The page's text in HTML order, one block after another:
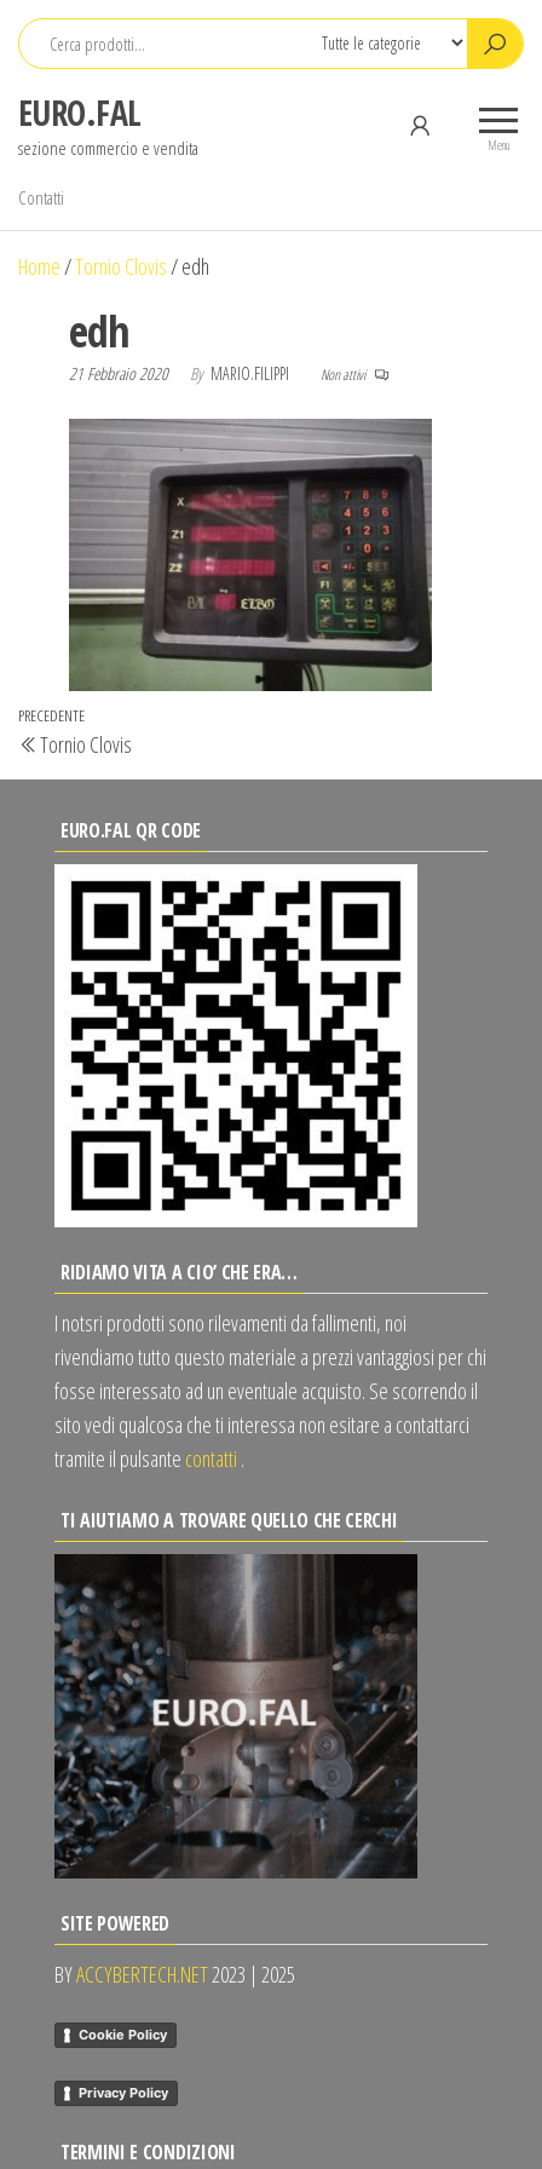
Salta
contenuto
EURO.FAL
sezione commercio e vendita Menu
Contatti
Home/Tornio Clovis/edh
edh
21 Febbraio 2020 By MARIO.FILIPPI Non attivi
Navigazione
articoli
Articolo
precedente
PRECEDENTE
Tornio Clovis
EURO.FAL QR CODE
RIDIAMO VITA A CIO’ CHE ERA…
I notsri prodotti sono rilevamenti da fallimenti, noi
rivendiamo tutto questo materiale a prezzi vantaggiosi per chi
fosse interessato ad un eventuale acquisto. Se scorrendo il
sito vedi qualcosa che ti interessa non esitare a contattarci
tramite il pulsante contatti .
TI AIUTIAMO A TROVARE QUELLO CHE CERCHI
SITE POWERED
BYACCYBERTECH.NET2023 | 2025
Cookie Policy
Privacy Policy
TERMINI E CONDIZIONI